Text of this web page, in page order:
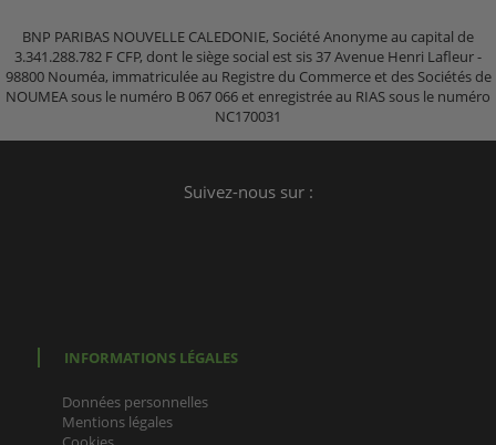
BNP PARIBAS NOUVELLE CALEDONIE, Société Anonyme au capital de
3.341.288.782 F CFP, dont le siège social est sis 37 Avenue Henri Lafleur -
98800 Nouméa, immatriculée au Registre du Commerce et des Sociétés de
NOUMEA sous le numéro B 067 066 et enregistrée au RIAS sous le numéro
NC170031
Suivez-nous sur :
INFORMATIONS LÉGALES
Données personnelles
Mentions légales